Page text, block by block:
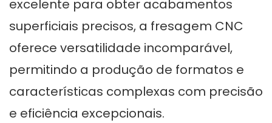
excelente para obter acabamentos
superficiais precisos, a fresagem CNC
oferece versatilidade incomparável,
permitindo a produção de formatos e
características complexas com precisão
e eficiência excepcionais.